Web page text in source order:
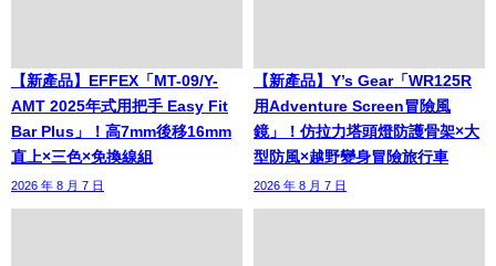
【新產品】EFFEX「MT-09/Y-
AMT 2025年式用把手 Easy Fit
Bar Plus」！高7mm後移16mm
直上×三色×免換線組
2026 年 8 月 7 日
【新產品】Y’s Gear「WR125R
用Adventure Screen冒險風
鏡」！仿拉力塔頭燈防護骨架×大
型防風×越野變身冒險旅行車
2026 年 8 月 7 日